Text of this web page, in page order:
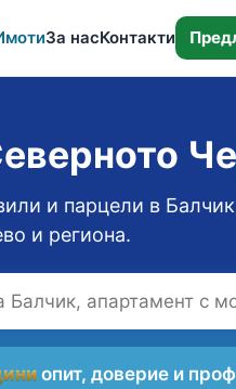
За насКонтакти
и парцели в
и региона.
опит, доверие и